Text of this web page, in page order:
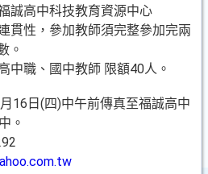
誠高中科技教育資源中心
貫性，參加教師須完整參加完兩
。
中職、國中教師 限額40人。
16日(四)中午前傳真至福誠高中
。